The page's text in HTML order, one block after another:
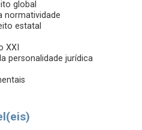
global
normatividade
estatal
XXI
personalidade jurídica